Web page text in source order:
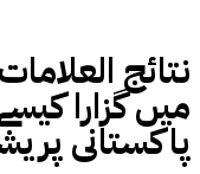
نتائج
پاکستانی